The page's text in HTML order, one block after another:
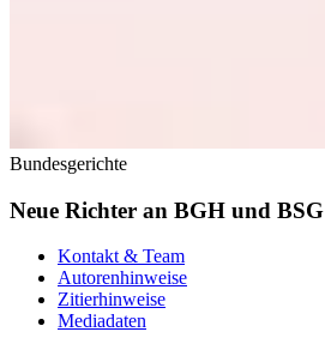
Bundesgerichte
Neue Richter an BGH und BSG
Kontakt & Team
Autorenhinweise
Zitierhinweise
Mediadaten